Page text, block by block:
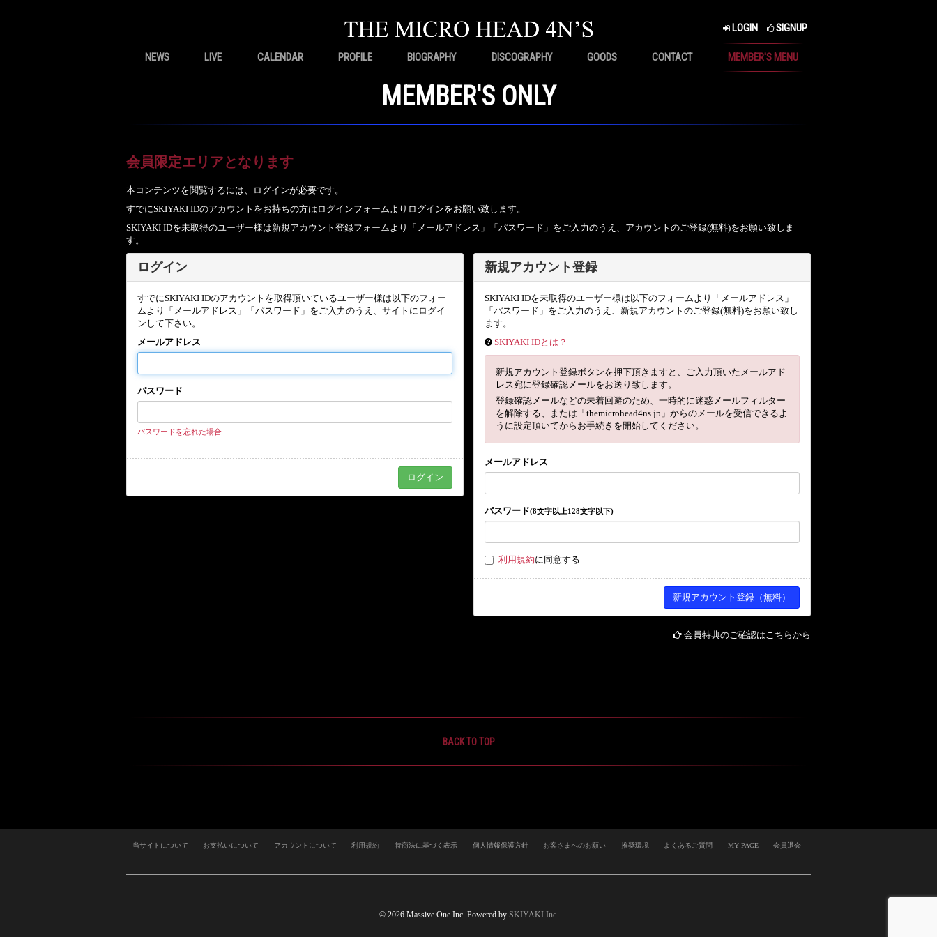
LOGIN SIGNUP
NEWS LIVE CALENDAR PROFILE BIOGRAPHY DISCOGRAPHY GOODS CONTACT MEMBER'S MENU
MEMBER'S ONLY
会員限定エリアとなります
本コンテンツを閲覧するには、ログインが必要です。
すでにSKIYAKI IDのアカウントをお持ちの方はログインフォームよりログインをお願い致します。
SKIYAKI IDを未取得のユーザー様は新規アカウント登録フォームより「メールアドレス」「パスワード」をご入力のうえ、アカウントのご登録(無料)をお願い致しま
す。
ログイン
すでにSKIYAKI IDのアカウントを取得頂いているユーザー様は以下のフォー
ムより「メールアドレス」「パスワード」をご入力のうえ、サイトにログイ
ンして下さい。
メールアドレス
パスワード
パスワードを忘れた場合
新規アカウント登録
SKIYAKI IDを未取得のユーザー様は以下のフォームより「メールアドレス」
「パスワード」をご入力のうえ、新規アカウントのご登録(無料)をお願い致し
ます。
SKIYAKI IDとは？
新規アカウント登録ボタンを押下頂きますと、ご入力頂いたメールアド
レス宛に登録確認メールをお送り致します。
登録確認メールなどの未着回避のため、一時的に迷惑メールフィルター
を解除する、または「themicrohead4ns.jp」からのメールを受信できるよ
うに設定頂いてからお手続きを開始してください。
メールアドレス
パスワード(8文字以上128文字以下)
利用規約に同意する
会員特典のご確認はこちらから
BACK TO TOP
当サイトについて お支払いについて アカウントについて 利用規約 特商法に基づく表示 個人情報保護方針 お客さまへのお願い 推奨環境 よくあるご質問 MY PAGE 会員退会
© 2026 Massive One Inc. Powered by SKIYAKI Inc.